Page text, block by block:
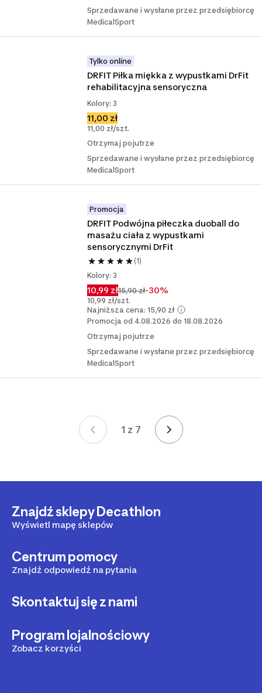
Sprzedawane i wysłane przez przedsiębiorcę
MedicalSport
Tylko online
DRFIT Piłka miękka z wypustkami DrFit
rehabilitacyjna sensoryczna
Kolory: 3
11,00 zł
11,00 zł/szt.
Otrzymaj pojutrze
Sprzedawane i wysłane przez przedsiębiorcę
MedicalSport
Promocja
DRFIT Podwójna piłeczka duoball do
masażu ciała z wypustkami
sensorycznymi DrFit
(1)
Kolory: 3
10,99 zł15,90 zł-30%
10,99 zł/szt.
Najniższa cena: 15,90 zł
Promocja od 4.08.2026 do 18.08.2026
Otrzymaj pojutrze
Sprzedawane i wysłane przez przedsiębiorcę
MedicalSport
1 z 7Strona 1 z 7
Znajdź sklepy Decathlon
Wyświetl mapę sklepów
Centrum pomocy
Znajdź odpowiedź na pytania
Skontaktuj się z nami
Program lojalnościowy
Zobacz korzyści